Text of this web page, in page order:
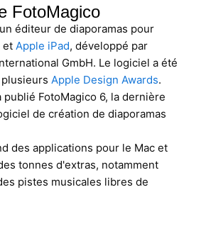
FotoMagico
éditeur de diaporamas pour
et Apple iPad, développé par
GmbH. Le logiciel a été
Apple Design Awards.
publié FotoMagico 6, la dernière
de création de diaporamas
des applications pour le Mac et
tonnes d'extras, notamment
pistes musicales libres de